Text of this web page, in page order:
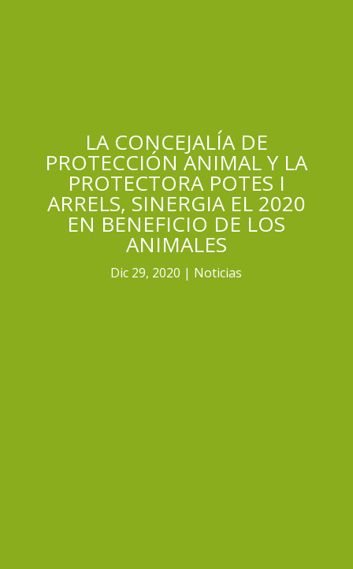
LA CONCEJALÍA DE
PROTECCIÓN ANIMAL Y LA
PROTECTORA POTES I
ARRELS, SINERGIA EL 2020
EN BENEFICIO DE LOS
ANIMALES
Dic 29, 2020 Noticias